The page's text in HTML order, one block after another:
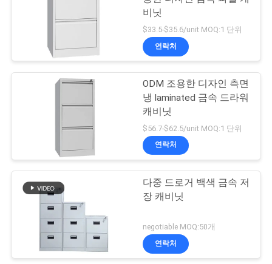
비닛
$33.5-$35.6/unit MOQ:1 단위
연락처
ODM 조용한 디자인 측면
냉 laminated 금속 드라워
캐비닛
$56.7-$62.5/unit MOQ:1 단위
연락처
다중 드로거 백색 금속 저
장 캐비닛
negotiable MOQ:50개
연락처